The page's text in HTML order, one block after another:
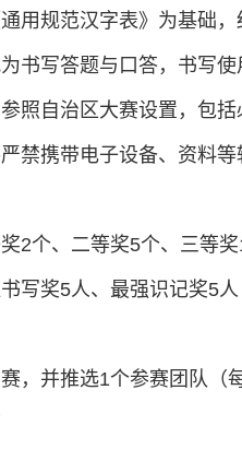
通用规范汉字表》为基础
为书写答题与口答，书写
参照自治区大赛设置，包
严禁携带电子设备、资料
2个、二等奖5个、三等
写奖5人、最强识记奖5人
，并推选1个参赛团队（